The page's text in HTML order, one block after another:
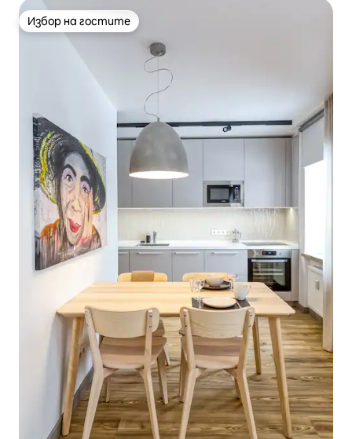
Избор на гостите
Избор на гостите